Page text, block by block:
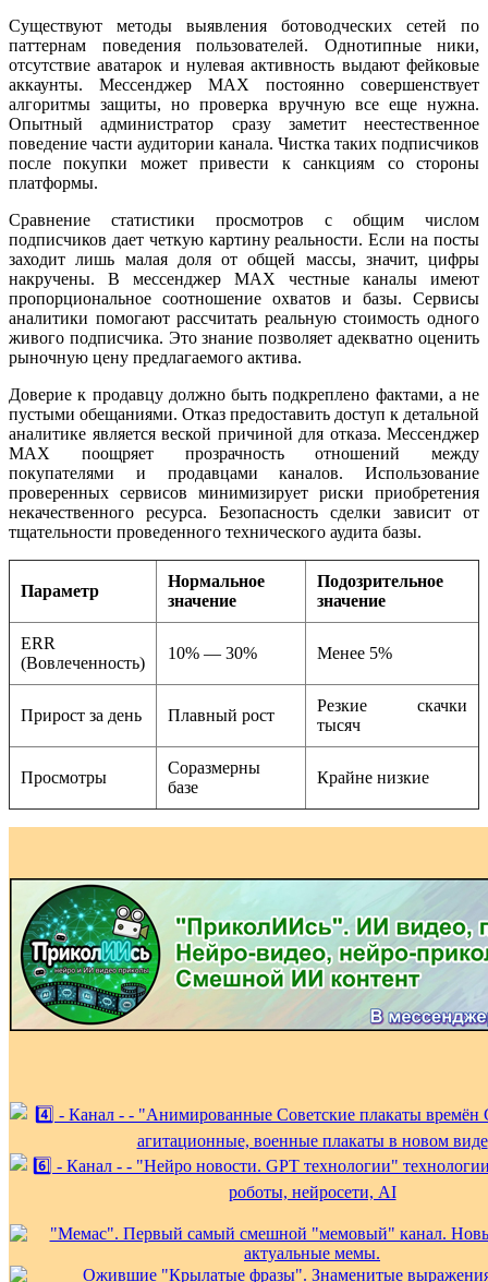
Существуют методы выявления ботоводческих сетей по
паттернам поведения пользователей. Однотипные ники,
отсутствие аватарок и нулевая активность выдают фейковые
аккаунты. Мессенджер MAX постоянно совершенствует
алгоритмы защиты, но проверка вручную все еще нужна.
Опытный администратор сразу заметит неестественное
поведение части аудитории канала. Чистка таких подписчиков
после покупки может привести к санкциям со стороны
платформы.
Сравнение статистики просмотров с общим числом
подписчиков дает четкую картину реальности. Если на посты
заходит лишь малая доля от общей массы, значит, цифры
накручены. В мессенджер MAX честные каналы имеют
пропорциональное соотношение охватов и базы. Сервисы
аналитики помогают рассчитать реальную стоимость одного
живого подписчика. Это знание позволяет адекватно оценить
рыночную цену предлагаемого актива.
Доверие к продавцу должно быть подкреплено фактами, а не
пустыми обещаниями. Отказ предоставить доступ к детальной
аналитике является веской причиной для отказа. Мессенджер
MAX поощряет прозрачность отношений между
покупателями и продавцами каналов. Использование
проверенных сервисов минимизирует риски приобретения
некачественного ресурса. Безопасность сделки зависит от
тщательности проведенного технического аудита базы.
Параметр
Нормальное
значение
Подозрительное
значение
ERR
(Вовлеченность)
10% — 30% Менее 5%
Прирост за день Плавный рост
Резкие скачки
тысяч
Просмотры
Соразмерны
базе
Крайне низкие